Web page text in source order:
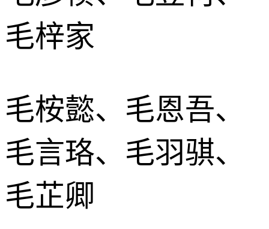
毛梓家
毛桉懿、毛恩吾、
毛言珞、毛羽骐、
毛芷卿